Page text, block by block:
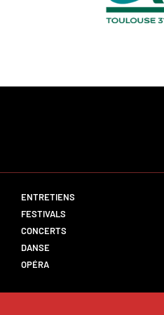
ENTRETIENS
FESTIVALS
CONCERTS
DANSE
OPÉRA